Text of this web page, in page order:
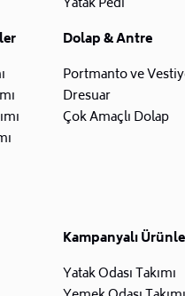
Dolap & Antre
Portmanto ve
Dresuar
Çok Amaçlı Dolap
Kampanyalı
Yatak Odası Takımı